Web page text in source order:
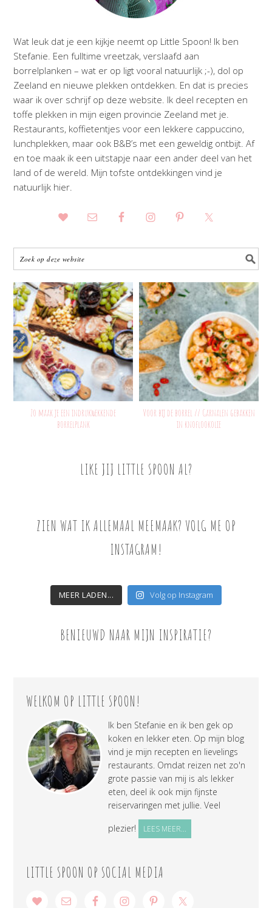
Wat leuk dat je een kijkje neemt op Little Spoon! Ik ben
Stefanie. Een fulltime vreetzak, verslaafd aan
borrelplanken – wat er op ligt vooral natuurlijk ;-), dol op
Zeeland en nieuwe plekken ontdekken. En dat is precies
waar ik over schrijf op deze website. Ik deel recepten en
toffe plekken in mijn eigen provincie Zeeland met je.
Restaurants, koffietentjes voor een lekkere cappuccino,
lunchplekken, maar ook B&B’s met een geweldig ontbijt. Af
en toe maak ik een uitstapje naar een ander deel van het
land of de wereld. Mijn tofste ontdekkingen vind je
natuurlijk hier.
Zo maak je een indrukwekkende
borrelplank
Voor bij de borrel // Garnalen gebakken
in knoflookolie
LIKE JIJ LITTLE SPOON AL?
ZIEN WAT IK ALLEMAAL MEEMAAK? VOLG ME OP
INSTAGRAM!
MEER LADEN... Volg op Instagram
BENIEUWD NAAR MIJN INSPIRATIE?
WELKOM OP LITTLE SPOON!
Ik ben Stefanie en ik ben gek op
koken en lekker eten. Op mijn blog
vind je mijn recepten en lievelings
restaurants. Omdat reizen net zo'n
grote passie van mij is als lekker
eten, deel ik ook mijn fijnste
reiservaringen met jullie. Veel
plezier!
LEES MEER...
LITTLE SPOON OP SOCIAL MEDIA